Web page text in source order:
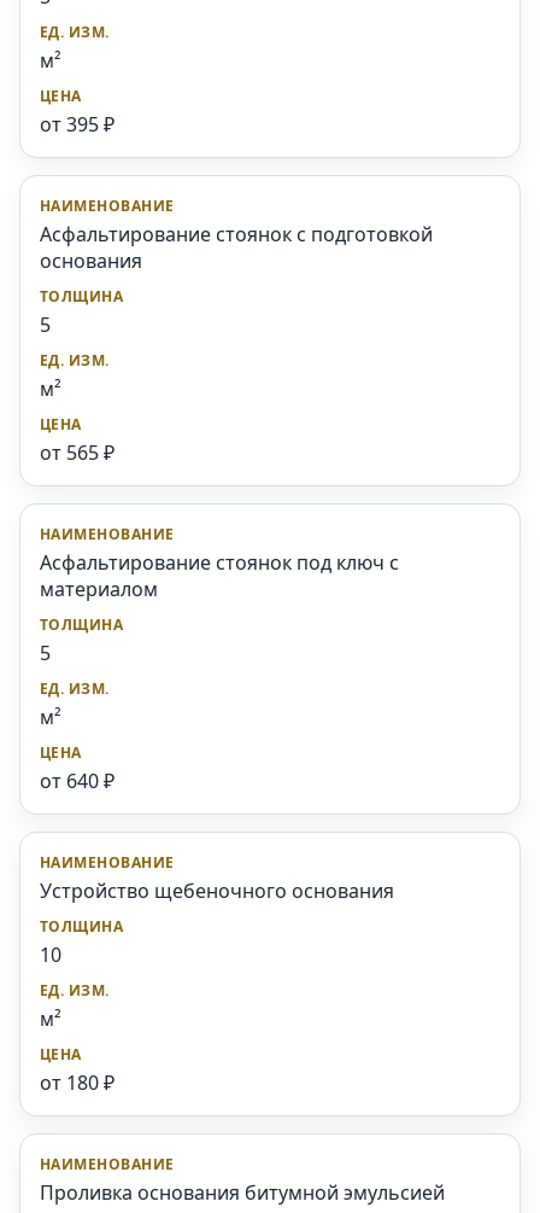
м²
от 395 ₽
Асфальтирование стоянок с подготовкой
основания
5
м²
от 565 ₽
Асфальтирование стоянок под ключ с
материалом
5
м²
от 640 ₽
Устройство щебеночного основания
10
м²
от 180 ₽
Проливка основания битумной эмульсией